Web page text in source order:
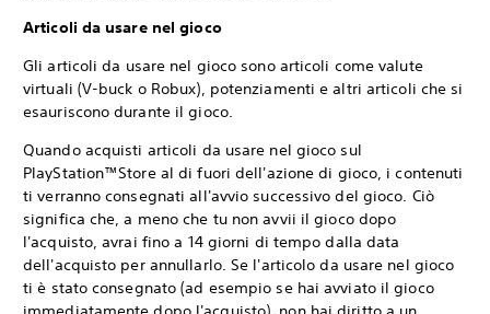
Articoli da usare nel gioco
Gli articoli da usare nel gioco sono articoli come valute
virtuali (V-buck o Robux), potenziamenti e altri articoli che si
esauriscono durante il gioco.
Quando acquisti articoli da usare nel gioco sul
PlayStation™Store al di fuori dell'azione di gioco, i contenuti
ti verranno consegnati all'avvio successivo del gioco. Ciò
significa che, a meno che tu non avvii il gioco dopo
l'acquisto, avrai fino a 14 giorni di tempo dalla data
dell'acquisto per annullarlo. Se l'articolo da usare nel gioco
ti è stato consegnato (ad esempio se hai avviato il gioco